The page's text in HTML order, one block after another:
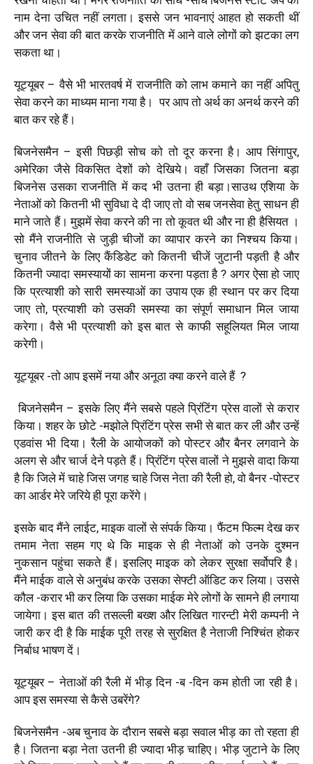
नाम देना उचित नहीं लगता। इससे जन भावनाएं आहत हो सकती थीं
और जन सेवा की बात करके राजनीति में आने वाले लोगों को झटका लग
सकता था।
यूट्यूबर – वैसे भी भारतवर्ष में राजनीति को लाभ कमाने का नहीं अपितु
सेवा करने का माध्यम माना गया है। पर आप तो अर्थ का अनर्थ करने की
बात कर रहे हैं।
बिजनेसमैन – इसी पिछड़ी सोच को तो दूर करना है। आप सिंगापुर,
अमेरिका जैसे विकसित देशों को देखिये। वहाँ जिसका जितना बड़ा
बिजनेस उसका राजनीति में कद भी उतना ही बड़ा।साउथ एशिया के
नेताओं को कितनी भी सुविधा दे दी जाए तो वो सब जनसेवा हेतु साधन ही
माने जाते हैं। मुझमें सेवा करने की ना तो कूवत थी और ना ही हैसियत ।
सो मैंने राजनीति से जुड़ी चीजों का व्यापार करने का निश्चय किया।
चुनाव जीतने के लिए कैंडिडेट को कितनी चीजें जुटानी पड़ती है और
कितनी ज्यादा समस्यायों का सामना करना पड़ता है ? अगर ऐसा हो जाए
कि प्रत्याशी को सारी समस्याओं का उपाय एक ही स्थान पर कर दिया
जाए तो, प्रत्याशी को उसकी समस्या का संपूर्ण समाधान मिल जाया
करेगा। वैसे भी प्रत्याशी को इस बात से काफी सहूलियत मिल जाया
करेगी।
यूट्यूबर -तो आप इसमें नया और अनूठा क्या करने वाले हैं ?
बिजनेसमैन – इसके लिए मैंने सबसे पहले प्रिंटिंग प्रेस वालों से करार
किया। शहर के छोटे -मझोले प्रिंटिंग प्रेस सभी से बात कर ली और उन्हें
एडवांस भी दिया। रैली के आयोजकों को पोस्टर और बैनर लगवाने के
अलग से और चार्ज देने पड़ते हैं। प्रिंटिंग प्रेस वालों ने मुझसे वादा किया
है कि जिले में चाहे जिस जगह चाहे जिस नेता की रैली हो, वो बैनर -पोस्टर
का आर्डर मेरे जरिये ही पूरा करेंगे।
इसके बाद मैंने लाईट, माइक वालों से संपर्क किया। फैंटम फिल्म देख कर
तमाम नेता सहम गए थे कि माइक से ही नेताओं को उनके दुश्मन
नुकसान पहुंचा सकते हैं। इसलिए माइक को लेकर सुरक्षा सर्वोपरि है।
मैंने माईक वाले से अनुबंध करके उसका सेफ्टी ऑडिट कर लिया। उससे
कौल -करार भी कर लिया कि उसका माईक मेरे लोगों के सामने ही लगाया
जायेगा। इस बात की तसल्ली बख्श और लिखित गारन्टी मेरी कम्पनी ने
जारी कर दी है कि माईक पूरी तरह से सुरक्षित है नेताजी निश्चिंत होकर
निर्बाध भाषण दें।
यूट्यूबर – नेताओं की रैली में भीड़ दिन -ब -दिन कम होती जा रही है।
आप इस समस्या से कैसे उबरेंगे?
बिजनेसमैन -अब चुनाव के दौरान सबसे बड़ा सवाल भीड़ का तो रहता ही
है। जितना बड़ा नेता उतनी ही ज्यादा भीड़ चाहिए। भीड़ जुटाने के लिए